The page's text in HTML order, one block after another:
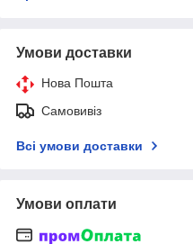
Умови доставки
Нова Пошта
Самовивіз
Всі умови доставки
Умови оплати